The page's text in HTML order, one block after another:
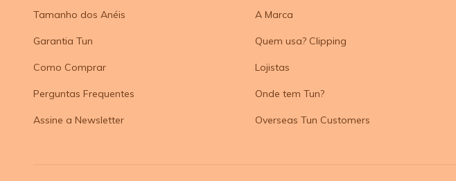
Tamanho dos Anéis
Garantia Tun
Como Comprar
Perguntas Frequentes
Assine a Newsletter
A Marca
Quem usa? Clipping
Lojistas
Onde tem Tun?
Overseas Tun Customers